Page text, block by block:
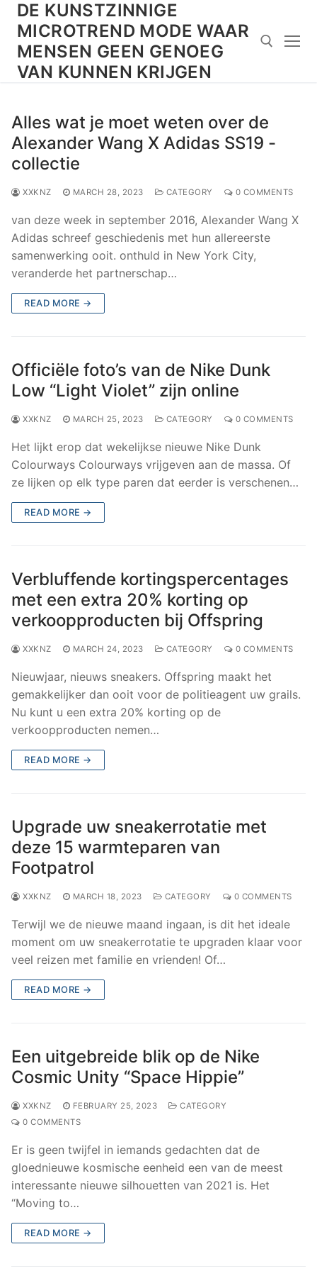
Skip
content
DE KUNSTZINNIGE
MICROTREND MODE WAAR
MENSEN GEEN GENOEG
VAN KUNNEN KRIJGEN
Alles wat je moet weten over de
Alexander Wang X Adidas SS19 -
collectie
XXKNZ MARCH 28, 2023 CATEGORY 0 COMMENTS
van deze week in september 2016, Alexander Wang X
Adidas schreef geschiedenis met hun allereerste
samenwerking ooit. onthuld in New York City,
veranderde het partnerschap…
READ MORE →
Officiële foto’s van de Nike Dunk
Low “Light Violet” zijn online
XXKNZ MARCH 25, 2023 CATEGORY 0 COMMENTS
Het lijkt erop dat wekelijkse nieuwe Nike Dunk
Colourways Colourways vrijgeven aan de massa. Of
ze lijken op elk type paren dat eerder is verschenen…
READ MORE →
Verbluffende kortingspercentages
met een extra 20% korting op
verkoopproducten bij Offspring
XXKNZ MARCH 24, 2023 CATEGORY 0 COMMENTS
Nieuwjaar, nieuws sneakers. Offspring maakt het
gemakkelijker dan ooit voor de politieagent uw grails.
Nu kunt u een extra 20% korting op de
verkoopproducten nemen…
READ MORE →
Upgrade uw sneakerrotatie met
deze 15 warmteparen van
Footpatrol
XXKNZ MARCH 18, 2023 CATEGORY 0 COMMENTS
Terwijl we de nieuwe maand ingaan, is dit het ideale
moment om uw sneakerrotatie te upgraden klaar voor
veel reizen met familie en vrienden! Of…
READ MORE →
Een uitgebreide blik op de Nike
Cosmic Unity “Space Hippie”
XXKNZ FEBRUARY 25, 2023
CATEGORY
0 COMMENTS
Er is geen twijfel in iemands gedachten dat de
gloednieuwe kosmische eenheid een van de meest
interessante nieuwe silhouetten van 2021 is. Het
“Moving to…
READ MORE →